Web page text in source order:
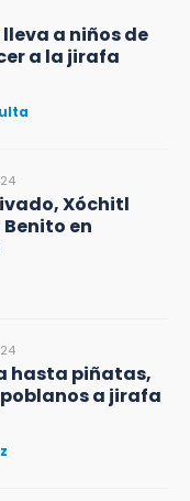
a niños de
a la jirafa
Xóchitl
en
hasta piñatas,
a jirafa